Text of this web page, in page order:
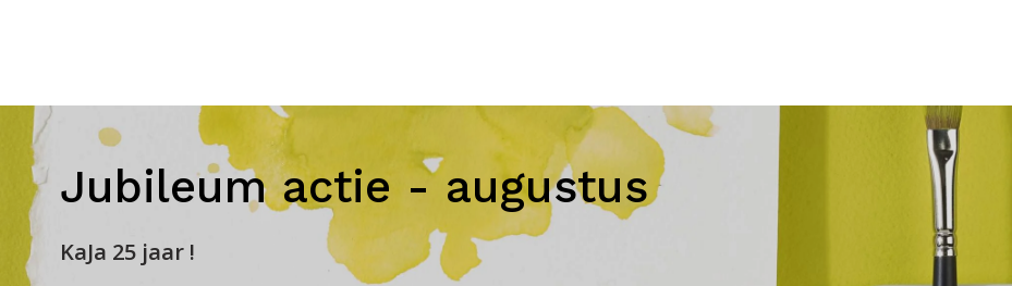
Jubileum actie - augustus
KaJa 25 jaar !